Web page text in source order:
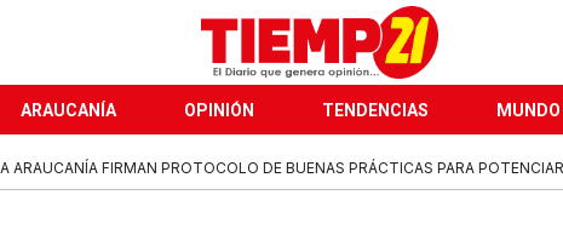
ARAUCANÍA OPINIÓN TENDENCIAS
ARAUCANÍA FIRMAN PROTOCOLO DE BUENAS PRÁCTICAS PARA